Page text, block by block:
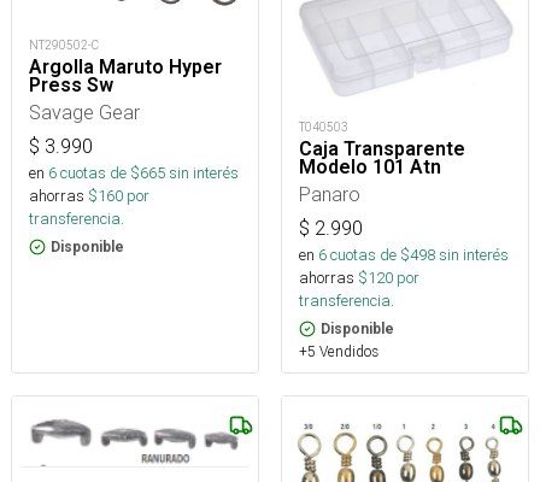
NT290502-C
Argolla Maruto Hyper
Press Sw
Savage Gear
$ 3.990
en 6cuotas de $665sin interés
ahorras $160 por
transferencia.
Disponible
T040503
Caja Transparente
Modelo 101 Atn
Panaro
$ 2.990
en 6cuotas de $498sin interés
ahorras $120 por
transferencia.
Disponible
+5 Vendidos